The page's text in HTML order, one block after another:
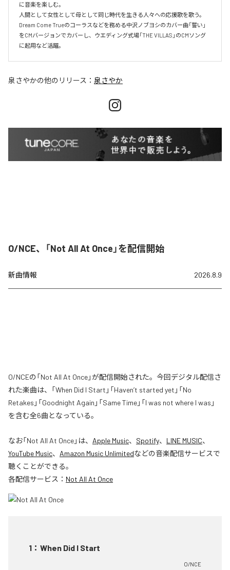
に音楽を楽しむ。
人間として女性として母として同じ時代を生きる人々への応援歌を歌う。
Dream Come Trueのコーラスなどを務める中沢ノブヨシのカバー曲「誓い」
をCMバージョンでカバーし、ウエディング式場「THE VILLAS」のCMソング
に起用など活躍。
泉さやかの他のリリース： 泉さやか
O/NCE、「Not All At Once」を配信開始
新曲情報 2026.8.9
O/NCEの「Not All At Once」が配信開始された。今回デジタル配信さ
れた楽曲は、「When Did I Start」「Haven’t started yet」「No
Retakes」「Goodnight Again」「Same Time」「I was not where I was」
を含む全6曲となっている。
なお「Not All At Once」は、 Apple Music、 Spotify、 LINE MUSIC、
YouTube Music、 Amazon Music Unlimitedなどの音楽配信サービスで
聴くことができる。
各配信サービス： Not All At Once
1 ： When Did I Start
O/NCE